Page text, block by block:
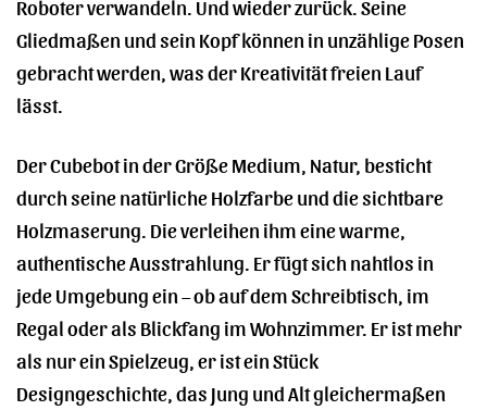
Roboter verwandeln. Und wieder zurück. Seine
Gliedmaßen und sein Kopf können in unzählige Posen
gebracht werden, was der Kreativität freien Lauf
lässt.
Der Cubebot in der Größe Medium, Natur, besticht
durch seine natürliche Holzfarbe und die sichtbare
Holzmaserung. Die verleihen ihm eine warme,
authentische Ausstrahlung. Er fügt sich nahtlos in
jede Umgebung ein – ob auf dem Schreibtisch, im
Regal oder als Blickfang im Wohnzimmer. Er ist mehr
als nur ein Spielzeug, er ist ein Stück
Designgeschichte, das Jung und Alt gleichermaßen